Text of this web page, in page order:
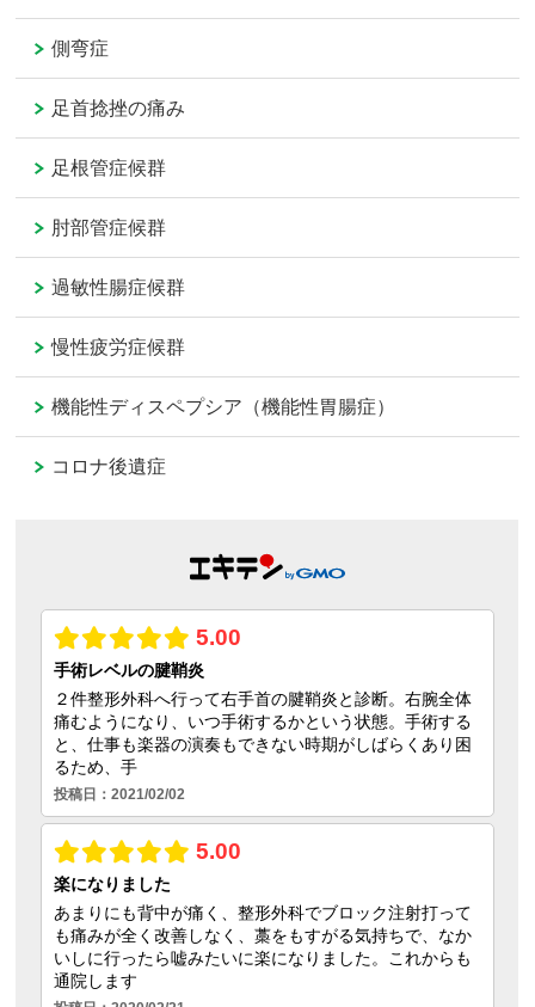
側弯症
足首捻挫の痛み
足根管症候群
肘部管症候群
過敏性腸症候群
慢性疲労症候群
機能性ディスペプシア（機能性胃腸症）
コロナ後遺症